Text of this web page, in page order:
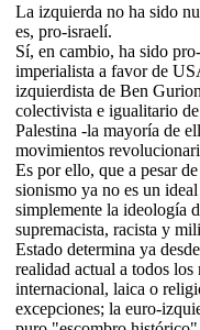
La izquierda no ha sido
es, pro-israelí.
Sí, en cambio, ha sido
imperialista a favor de
izquierdista de Ben
colectivista e igualitario
Palestina -la mayoría de
movimientos
Es por ello, que a pesar
sionismo ya no es un
simplemente la ideología
supremacista, racista y
Estado determina ya
realidad actual a todos
internacional, laica o
excepciones; la euro-